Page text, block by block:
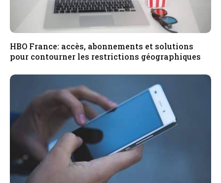
HBO France: accès, abonnements et solutions
pour contourner les restrictions géographiques